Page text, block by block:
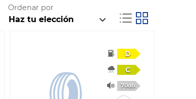
Ordenar por
D
C
70db